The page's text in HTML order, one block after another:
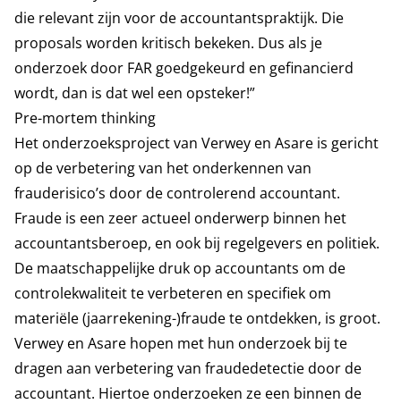
die relevant zijn voor de accountantspraktijk. Die
proposals worden kritisch bekeken. Dus als je
onderzoek door FAR goedgekeurd en gefinancierd
wordt, dan is dat wel een opsteker!”
Pre-mortem thinking
Het onderzoeksproject van Verwey en Asare is gericht
op de verbetering van het onderkennen van
frauderisico’s door de controlerend accountant.
Fraude is een zeer actueel onderwerp binnen het
accountantsberoep, en ook bij regelgevers en politiek.
De maatschappelijke druk op accountants om de
controlekwaliteit te verbeteren en specifiek om
materiële (jaarrekening-)fraude te ontdekken, is groot.
Verwey en Asare hopen met hun onderzoek bij te
dragen aan verbetering van fraudedetectie door de
accountant. Hiertoe onderzoeken ze een binnen de